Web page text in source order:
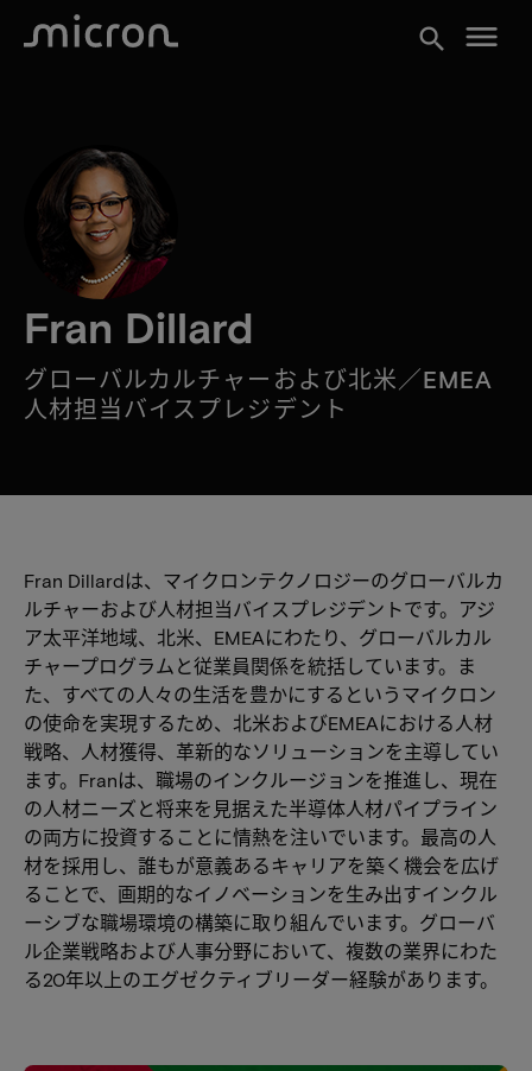
search menu
Fran Dillard
グローバルカルチャーおよび北米／EMEA
人材担当バイスプレジデント
Fran Dillardは、マイクロンテクノロジーのグローバルカ
ルチャーおよび人材担当バイスプレジデントです。アジ
ア太平洋地域、北米、EMEAにわたり、グローバルカル
チャープログラムと従業員関係を統括しています。ま
た、すべての人々の生活を豊かにするというマイクロン
の使命を実現するため、北米およびEMEAにおける人材
戦略、人材獲得、革新的なソリューションを主導してい
ます。Franは、職場のインクルージョンを推進し、現在
の人材ニーズと将来を見据えた半導体人材パイプライン
の両方に投資することに情熱を注いでいます。最高の人
材を採用し、誰もが意義あるキャリアを築く機会を広げ
ることで、画期的なイノベーションを生み出すインクル
ーシブな職場環境の構築に取り組んでいます。グローバ
ル企業戦略および人事分野において、複数の業界にわた
る20年以上のエグゼクティブリーダー経験があります。